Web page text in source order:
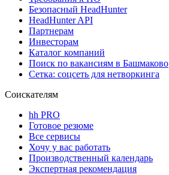
Безопасный HeadHunter
HeadHunter API
Партнерам
Инвесторам
Каталог компаний
Поиск по вакансиям в Башмаково
Сетка: соцсеть для нетворкинга
Соискателям
hh PRO
Готовое резюме
Все сервисы
Хочу у вас работать
Производственный календарь
Экспертная рекомендация